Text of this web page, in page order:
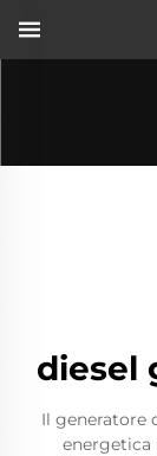
diesel
Il generatore
energetica